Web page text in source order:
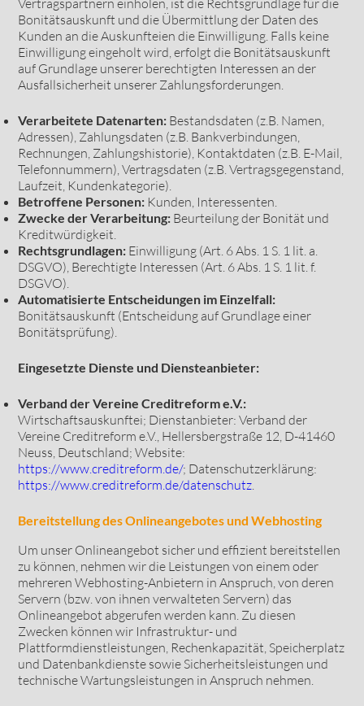
Bonitätsauskunft und die Übermittlung der Daten des
Kunden an die Auskunfteien die Einwilligung. Falls keine
Einwilligung eingeholt wird, erfolgt die Bonitätsauskunft
auf Grundlage unserer berechtigten Interessen an der
Ausfallsicherheit unserer Zahlungsforderungen.
Verarbeitete Datenarten: Bestandsdaten (z.B. Namen,
Adressen), Zahlungsdaten (z.B. Bankverbindungen,
Rechnungen, Zahlungshistorie), Kontaktdaten (z.B. E-Mail,
Telefonnummern), Vertragsdaten (z.B. Vertragsgegenstand,
Laufzeit, Kundenkategorie).
Betroffene Personen: Kunden, Interessenten.
Zwecke der Verarbeitung: Beurteilung der Bonität und
Kreditwürdigkeit.
Rechtsgrundlagen: Einwilligung (Art. 6 Abs. 1 S. 1 lit. a.
DSGVO), Berechtigte Interessen (Art. 6 Abs. 1 S. 1 lit. f.
DSGVO).
Automatisierte Entscheidungen im Einzelfall:
Bonitätsauskunft (Entscheidung auf Grundlage einer
Bonitätsprüfung).
Eingesetzte Dienste und Diensteanbieter:
Verband der Vereine Creditreform e.V.:
Wirtschaftsauskunftei; Dienstanbieter: Verband der
Vereine Creditreform e.V., Hellersbergstraße 12, D-41460
Neuss, Deutschland; Website:
https://www.creditreform.de/; Datenschutzerklärung:
https://www.creditreform.de/datenschutz
Bereitstellung des Onlineangebotes und Webhosting
Um unser Onlineangebot sicher und effizient bereitstellen
zu können, nehmen wir die Leistungen von einem oder
mehreren Webhosting-Anbietern in Anspruch, von deren
Servern (bzw. von ihnen verwalteten Servern) das
Onlineangebot abgerufen werden kann. Zu diesen
Zwecken können wir Infrastruktur- und
Plattformdienstleistungen, Rechenkapazität, Speicherplatz
und Datenbankdienste sowie Sicherheitsleistungen und
technische Wartungsleistungen in Anspruch nehmen.